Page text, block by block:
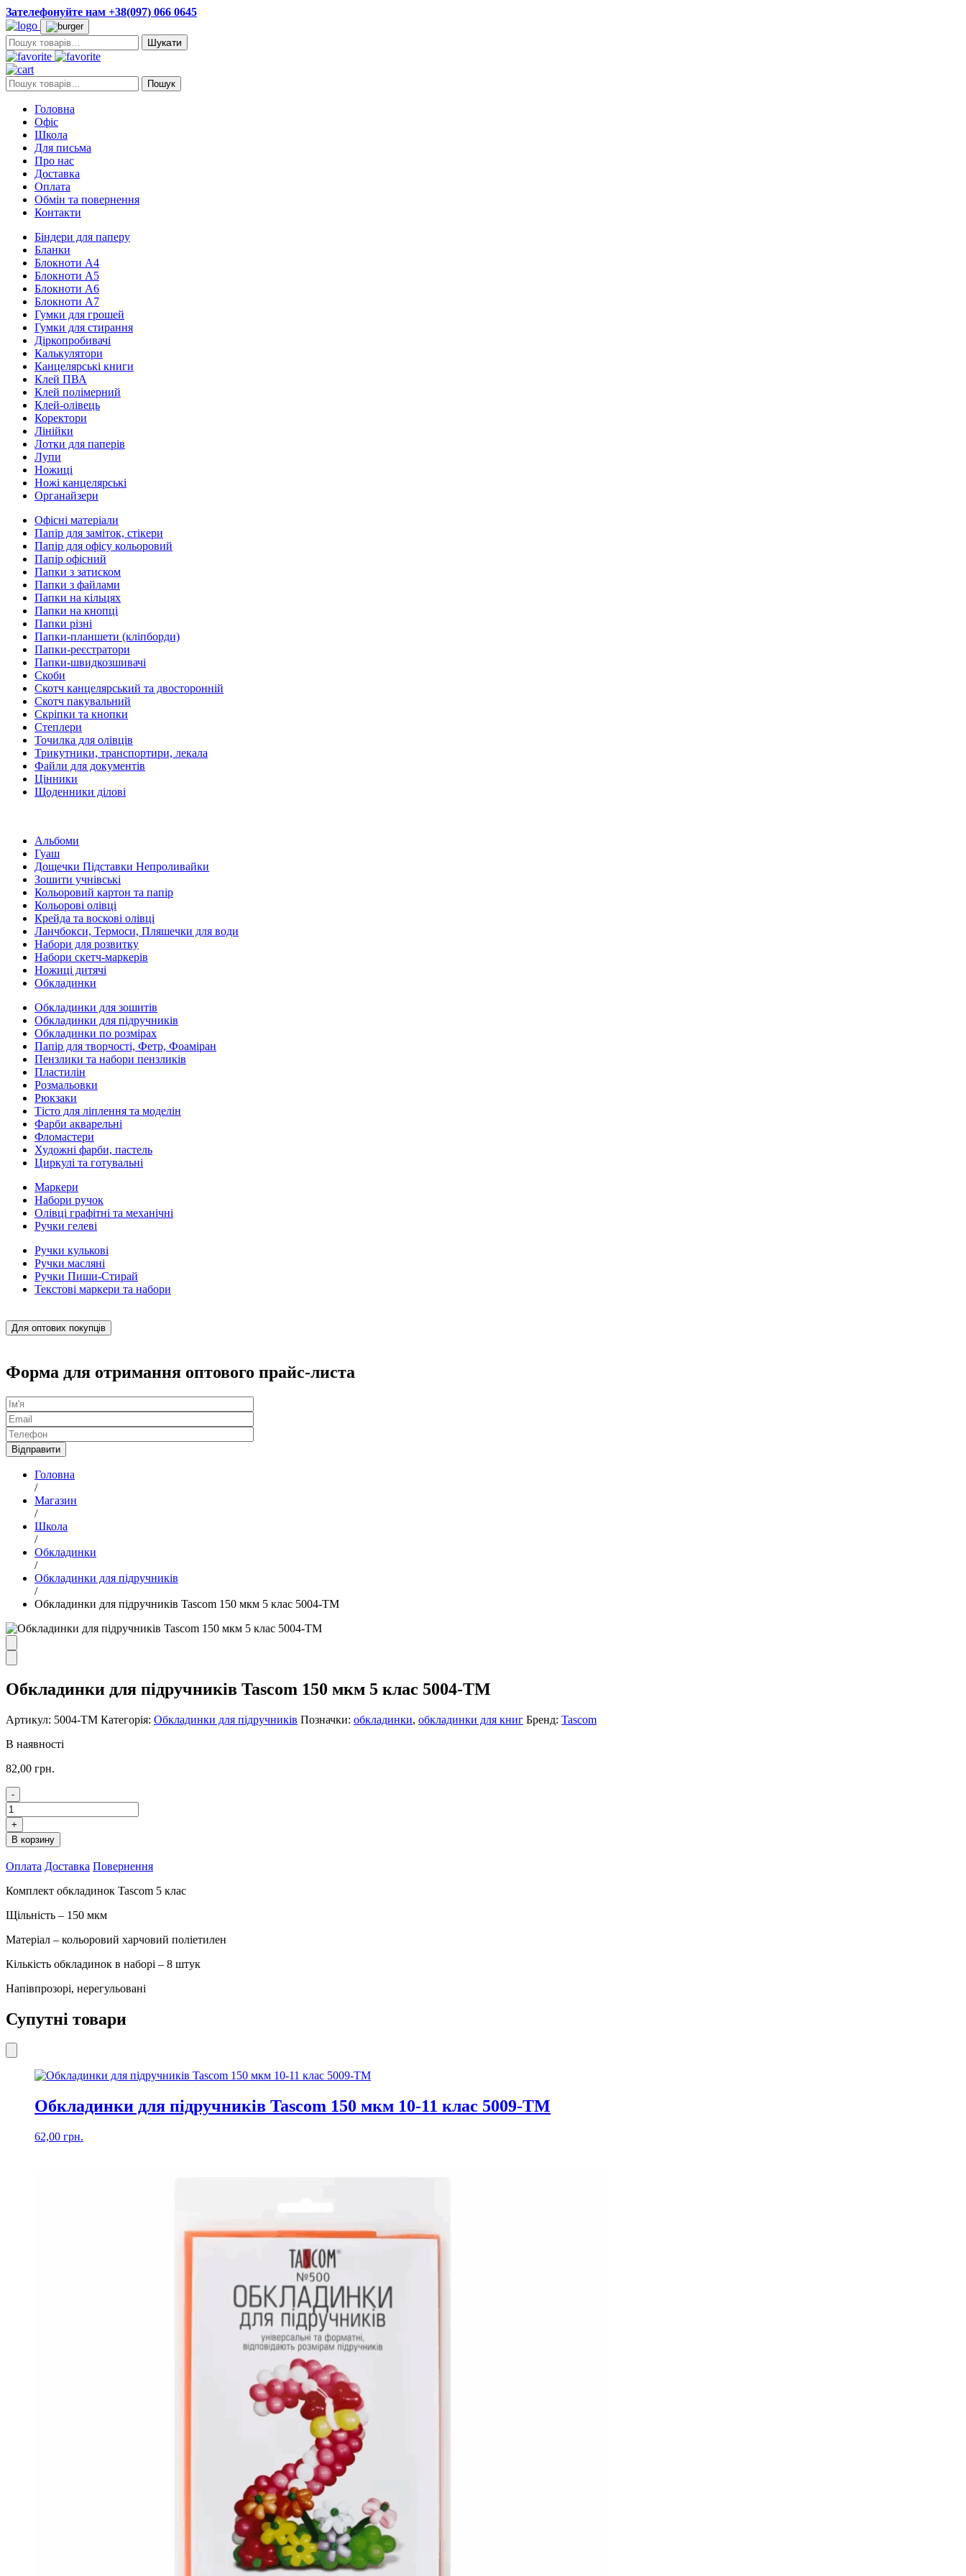
Зателефонуйте нам +38(097) 066 0645
Пошук:
Пошук: Пошук
Головна
Офіс
Школа
Для письма
Про нас
Доставка
Оплата
Обмін та повернення
Контакти
Біндери для паперу
Бланки
Блокноти А4
Блокноти А5
Блокноти А6
Блокноти А7
Гумки для грошей
Гумки для стирання
Діркопробивачі
Калькулятори
Канцелярські книги
Клей ПВА
Клей полімерний
Клей-олівець
Коректори
Лінійки
Лотки для паперів
Лупи
Ножиці
Ножі канцелярські
Органайзери
Офісні матеріали
Папір для заміток, стікери
Папір для офісу кольоровий
Папір офісний
Папки з затиском
Папки з файлами
Папки на кільцях
Папки на кнопці
Папки різні
Папки-планшети (кліпборди)
Папки-реєстратори
Папки-швидкозшивачі
Скоби
Скотч канцелярський та двосторонній
Скотч пакувальний
Скріпки та кнопки
Степлери
Точилка для олівців
Трикутники, транспортири, лекала
Файли для документів
Цінники
Щоденники ділові
Альбоми
Гуаш
Дощечки Підставки Непроливайки
Зошити учнівські
Кольоровий картон та папір
Кольорові олівці
Крейда та воскові олівці
Ланчбокси, Термоси, Пляшечки для води
Набори для розвитку
Набори скетч-маркерів
Ножиці дитячі
Обкладинки
Обкладинки для зошитів
Обкладинки для підручників
Обкладинки по розмірах
Папір для творчості, Фетр, Фоаміран
Пензлики та набори пензликів
Пластилін
Розмальовки
Рюкзаки
Тісто для ліплення та моделін
Фарби акварельні
Фломастери
Художні фарби, пастель
Циркулі та готувальні
Маркери
Набори ручок
Олівці графітні та механічні
Ручки гелеві
Ручки кулькові
Ручки масляні
Ручки Пиши-Стирай
Текстові маркери та набори
Для оптових покупців
Форма для отримання оптового прайс-листа
Головна
/
Магазин
/
Школа
/
Обкладинки
/
Обкладинки для підручників
/
Обкладинки для підручників Tascom 150 мкм 5 клас 5004-ТМ
Обкладинки для підручників Tascom 150 мкм 5 клас 5004-ТМ
Артикул: 5004-ТМ Категорія: Обкладинки для підручників Позначки: обкладинки, обкладинки для книг Бренд: Tascom
В наявності
82,00 грн.
-
Обкладинки
для
підручників
Tascom
мкм
5
клас
5004-
ТМ
кількість
+
В корзину
Оплата Доставка Повернення
Комплект обкладинок Tascom 5 клас
Щільність – 150 мкм
Матеріал – кольоровий харчовий поліетилен
Кількість обкладинок в наборі – 8 штук
Напівпрозорі, нерегульовані
Супутні товари
Обкладинки для підручників Tascom 150 мкм 10-11 клас 5009-ТМ
62,00 грн.